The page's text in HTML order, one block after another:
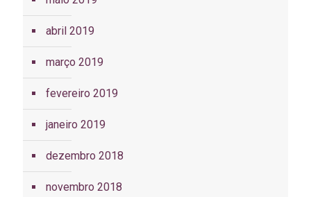
abril 2019
março 2019
fevereiro 2019
janeiro 2019
dezembro 2018
novembro 2018